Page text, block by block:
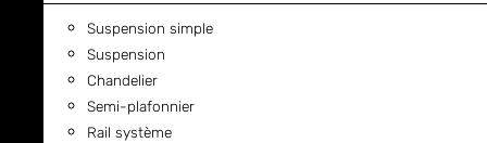
Suspension simple
Suspension
Chandelier
Semi-plafonnier
Rail système